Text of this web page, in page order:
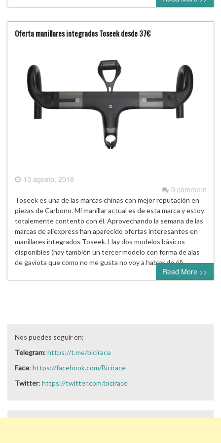
Oferta manillares integrados Toseek desde 37€
10 agosto, 2018
0 comment
Toseek es una de las marcas chinas con mejor reputación en
piezas de Carbono. Mi manillar actual es de esta marca y estoy
totalemente contento con él. Aprovechando la semana de las
marcas de aliexpress han aparecido ofertas interesantes en
manillares integrados Toseek. Hay dos modelos básicos
disponibles (hay también un tercer modelo con forma de alas
de gaviota que como no me gusta no voy a hablar de él)….
Read More >>
Nos puedes seguir en:
Telegram:https://t.me/bicirace
Face: https://facebook.com/Bicirace
Twitter: https://twitter.com/bicirace